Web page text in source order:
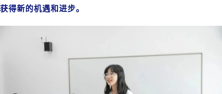
获得新的机遇和进步。